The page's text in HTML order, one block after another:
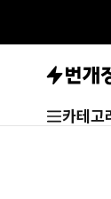
카테고